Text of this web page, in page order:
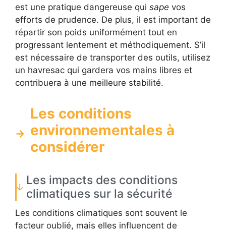
est une pratique dangereuse qui sape vos
efforts de prudence. De plus, il est important de
répartir son poids uniformément tout en
progressant lentement et méthodiquement. S’il
est nécessaire de transporter des outils, utilisez
un havresac qui gardera vos mains libres et
contribuera à une meilleure stabilité.
Les conditions
environnementales à
considérer
Les impacts des conditions
climatiques sur la sécurité
Les conditions climatiques sont souvent le
facteur oublié, mais elles influencent de